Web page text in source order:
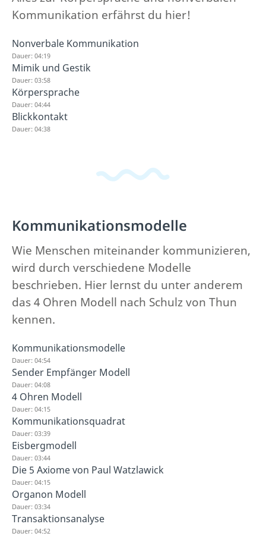
Kommunikation erfährst du hier!
Nonverbale Kommunikation
Dauer: 04:19
Mimik und Gestik
Dauer: 03:58
Körpersprache
Dauer: 04:44
Blickkontakt
Dauer: 04:38
Kommunikationsmodelle
Wie Menschen miteinander kommunizieren,
wird durch verschiedene Modelle
beschrieben. Hier lernst du unter anderem
das 4 Ohren Modell nach Schulz von Thun
kennen.
Kommunikationsmodelle
Dauer: 04:54
Sender Empfänger Modell
Dauer: 04:08
4 Ohren Modell
Dauer: 04:15
Kommunikationsquadrat
Dauer: 03:39
Eisbergmodell
Dauer: 03:44
Die 5 Axiome von Paul Watzlawick
Dauer: 04:15
Organon Modell
Dauer: 03:34
Transaktionsanalyse
Dauer: 04:52